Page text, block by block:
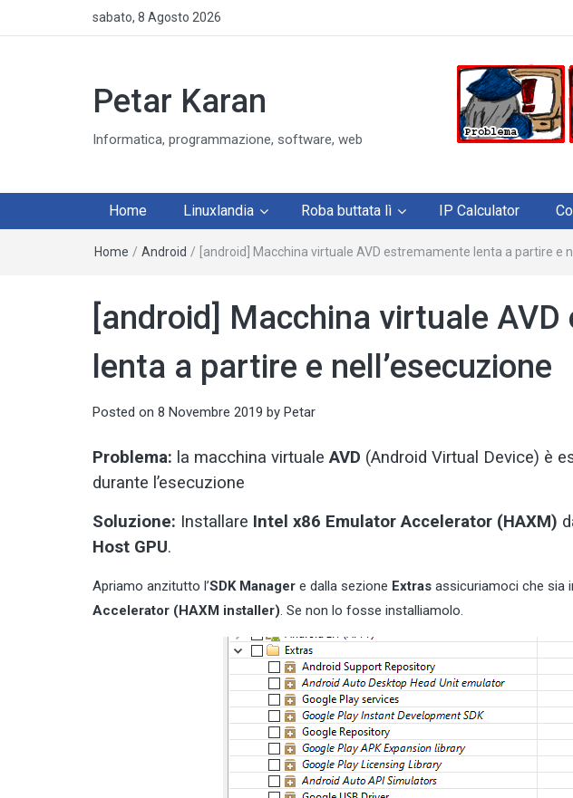
sabato, 8 Agosto 2026
Petar Karan
Informatica, programmazione, software, web
Home Linuxlandia Roba buttata lì IP Calculator
Home / Android / [android] Macchina virtuale AVD estremamente lenta a partire e
[android] Macchina virtuale
lenta a partire e nell’esecuzione
Posted on 8 Novembre 2019 by Petar
Problema: la macchina virtualeAVD (Android Virtual Device) è
durante l’esecuzione
Soluzione: Installare Intel x86 Emulator Accelerator (HAXM)
Host GPU.
Apriamo anzitutto l’SDK Manager e dalla sezione Extras assicuriamoci che sia
Accelerator (HAXM installer) . Se non lo fosse installiamolo.